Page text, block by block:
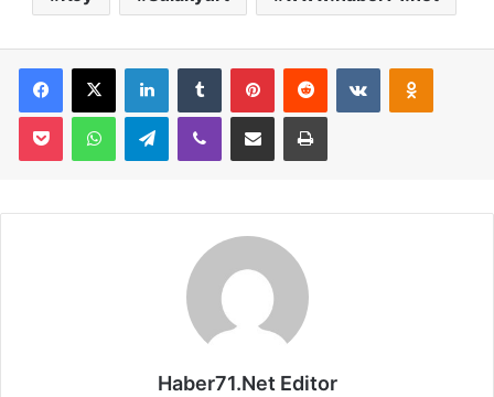
Telegram
Haber71.Net Editor